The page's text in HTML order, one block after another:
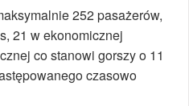
252 pasażerów,
21 w ekonomicznej
co stanowi gorszy o 11
czasowo